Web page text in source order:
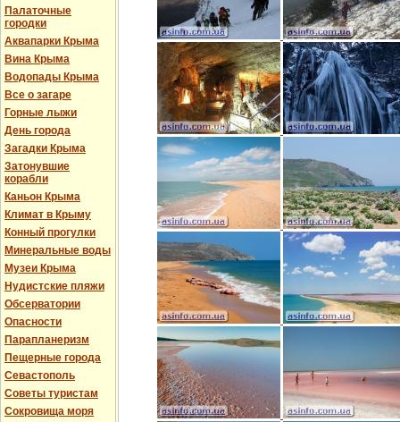
Палаточные
городки
Аквапарки Крыма
Вина Крыма
Водопады Крыма
Все о загаре
Горные лыжи
День города
Загадки Крыма
Затонувшие
корабли
Каньон Крыма
Климат в Крыму
Конный прогулки
Минеральные воды
Музеи Крыма
Нудистские пляжи
Обсерватории
Опасности
Парапланеризм
Пещерные города
Севастополь
Советы туристам
Сокровища моря